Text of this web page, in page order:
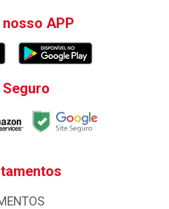
nosso APP